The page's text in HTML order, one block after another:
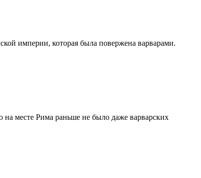
империи, которая была повержена варварами.
месте Рима раньше не было даже варварских